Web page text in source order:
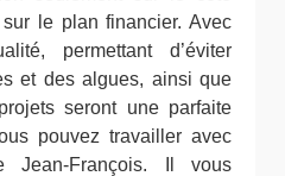
le plan financier. Avec
permettant d’éviter
et des algues, ainsi que
seront une parfaite
pouvez travailler avec
Jean-François. Il vous